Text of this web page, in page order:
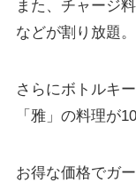
また、チャージ
などが割り放題。
さらにボトルキ
「雅」の料理が
お得な価格でガ